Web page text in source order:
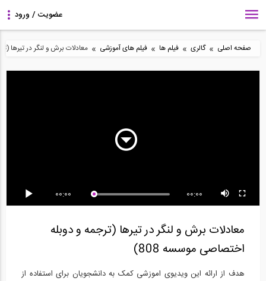
صفحه اصلی » گالری » فیلم ها » فیلم های آموزشی » معادلات برش و لنگر در تیرها
آموزش نصب و کرک نرم
62:53
13:06
14:05
00:00 00:00
معادلات برش و لنگر در تیرها (ترجمه و دوبله
اختصاصی موسسه 808)
هدف از ارائه این ویدیوی اموزشی کمک به دانشجویان برای استفاده از